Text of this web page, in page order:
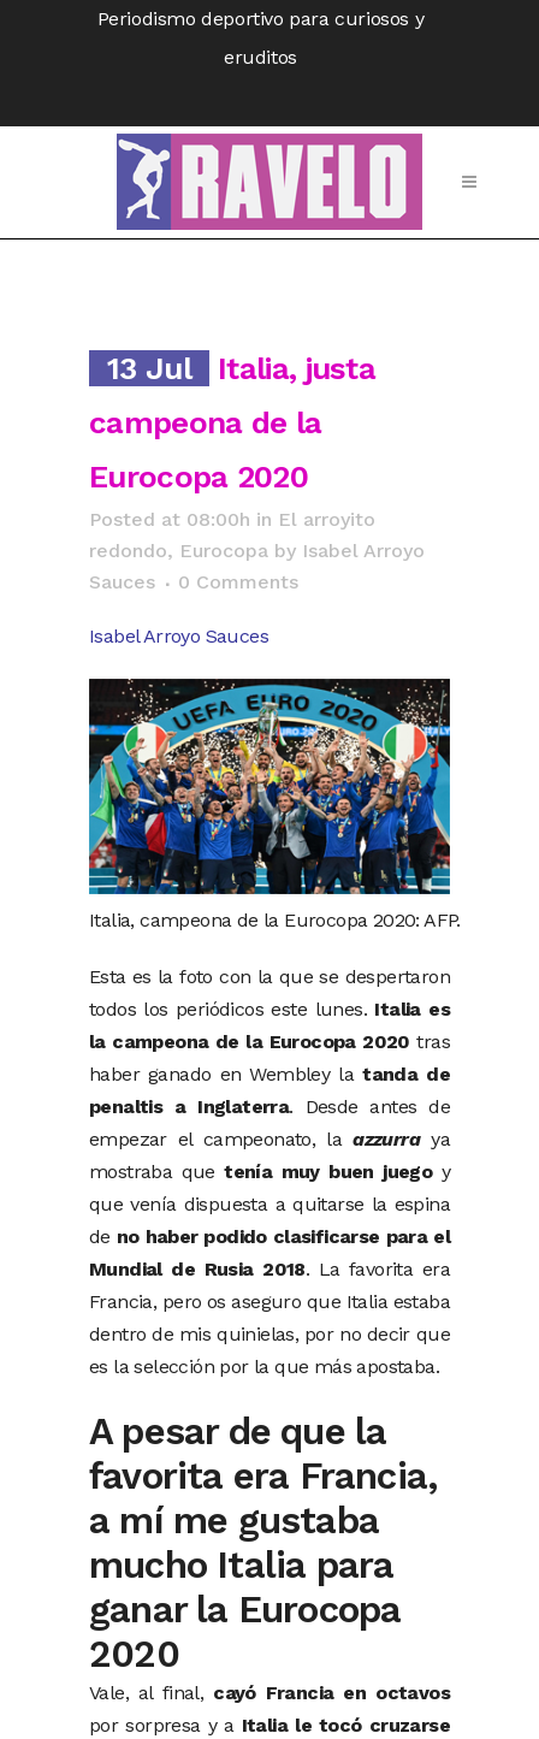
Periodismo deportivo para curiosos y
eruditos
13 Jul
Italia, justa
campeona de la
Eurocopa 2020
Posted at 08:00h in El arroyito
redondo, Eurocopa by Isabel Arroyo
Sauces
0 Comments
Isabel Arroyo Sauces
Italia, campeona de la Eurocopa 2020: AFP.
Esta es la foto con la que se despertaron
todos los periódicos este lunes. Italia es
la campeona de la Eurocopa 2020 tras
haber ganado en Wembley latanda de
penaltis a Inglaterra. Desde antes de
empezar el campeonato, laazzurraya
mostraba quetenía muy buen juegoy
que venía dispuesta a quitarse la espina
de no haber podido clasificarse para el
Mundial de Rusia 2018. La favorita era
Francia, pero os aseguro que Italia estaba
dentro de mis quinielas, por no decir que
es la selección por la que más apostaba.
A pesar de que la
favorita era Francia,
a mí me gustaba
mucho Italia para
ganar la Eurocopa
2020
Vale, al final, cayó Francia en octavos
por sorpresa y a Italia le tocó cruzarse